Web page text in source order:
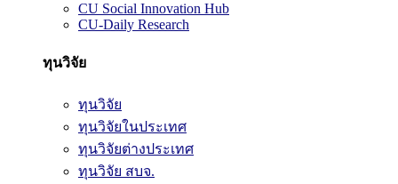
CU Social Innovation Hub
CU-Daily Research
ทุนวิจัย
ทุนวิจัย
ทุนวิจัยในประเทศ
ทุนวิจัยต่างประเทศ
ทุนวิจัย สบจ.